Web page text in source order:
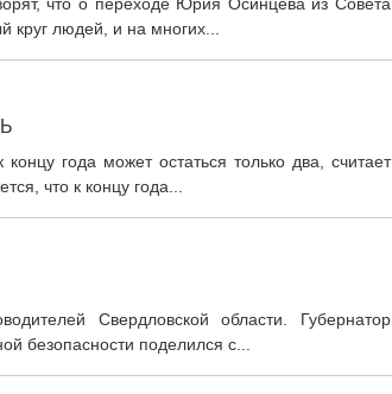
круг людей, и на многих...
года может остаться только два, считает
что к концу года...
Свердловской области. Губернатор
безопасности поделился с...